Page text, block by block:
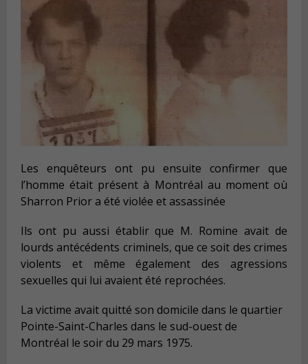
Les enquêteurs ont pu ensuite confirmer que
l’homme était présent à Montréal au moment où
Sharron Prior a été violée et assassinée
Ils ont pu aussi établir que M. Romine avait de
lourds antécédents criminels, que ce soit des crimes
violents et même également des agressions
sexuelles qui lui avaient été reprochées.
La victime avait quitté son domicile dans le quartier
Pointe-Saint-Charles dans le sud-ouest de
Montréal le soir du 29 mars 1975.